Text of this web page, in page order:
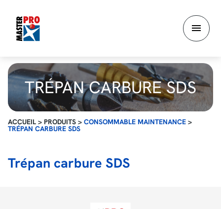
contenu
principal
TRÉPAN CARBURE SDS
ACCUEIL > PRODUITS > CONSOMMABLE MAINTENANCE >
TRÉPAN CARBURE SDS
Trépan carbure SDS